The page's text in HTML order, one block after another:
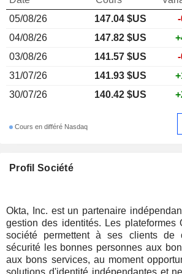
Profil Société
Okta, Inc. est un partenaire
gestion des identités. Les plateformes
société permettent à ses clients de
sécurité les bonnes personnes aux
aux bons services, au moment
solutions d'identité indépendantes et
05/08/26
147.04 $US
04/08/26
147.82 $US
03/08/26
141.57 $US
31/07/26
141.93 $US
30/07/26
140.42 $US
Cours en différé Nasdaq